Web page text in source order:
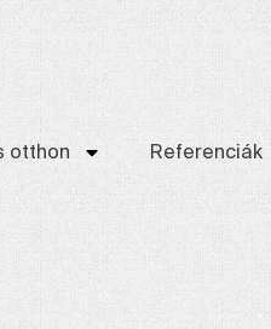
otthon Referenciák